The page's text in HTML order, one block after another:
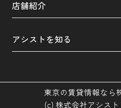
店舗紹介
アシストを知る
東京の賃貸情報なら
(c) 株式会社アシスト